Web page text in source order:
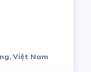
Việt Nam